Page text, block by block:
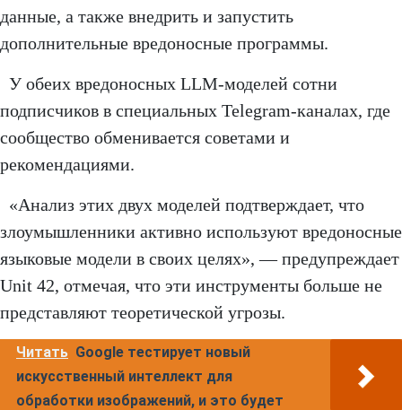
данные, а также внедрить и запустить
дополнительные вредоносные программы.
У обеих вредоносных LLM-моделей сотни
подписчиков в специальных Telegram-каналах, где
сообщество обменивается советами и
рекомендациями.
«Анализ этих двух моделей подтверждает, что
злоумышленники активно используют вредоносные
языковые модели в своих целях», — предупреждает
Unit 42, отмечая, что эти инструменты больше не
представляют теоретической угрозы.
Читать Google тестирует новый
искусственный интеллект для
обработки изображений, и это будет